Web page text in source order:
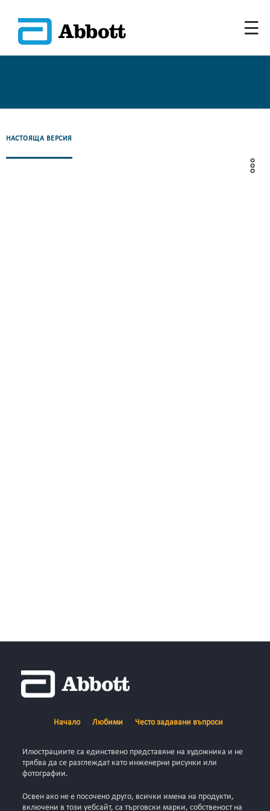
НАСТОЯЩА ВЕРСИЯ
Начало Любими Често задавани въпроси
Илюстрациите са единствено представяне на художника и не
трябва да се разглеждат като инженерни рисунки или
фотографии.
Освен ако не е посочено друго, всички имена на продукти,
включени в този уебсайт, са търговски марки, собственост на